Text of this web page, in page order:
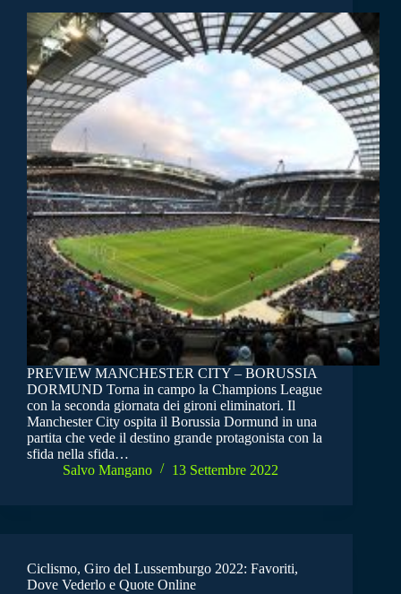
PREVIEW MANCHESTER CITY – BORUSSIA
DORMUND Torna in campo la Champions League
con la seconda giornata dei gironi eliminatori. Il
Manchester City ospita il Borussia Dormund in una
partita che vede il destino grande protagonista con la
sfida nella sfida…
Salvo Mangano
13 Settembre 2022
Ciclismo, Giro del Lussemburgo 2022: Favoriti,
Dove Vederlo e Quote Online